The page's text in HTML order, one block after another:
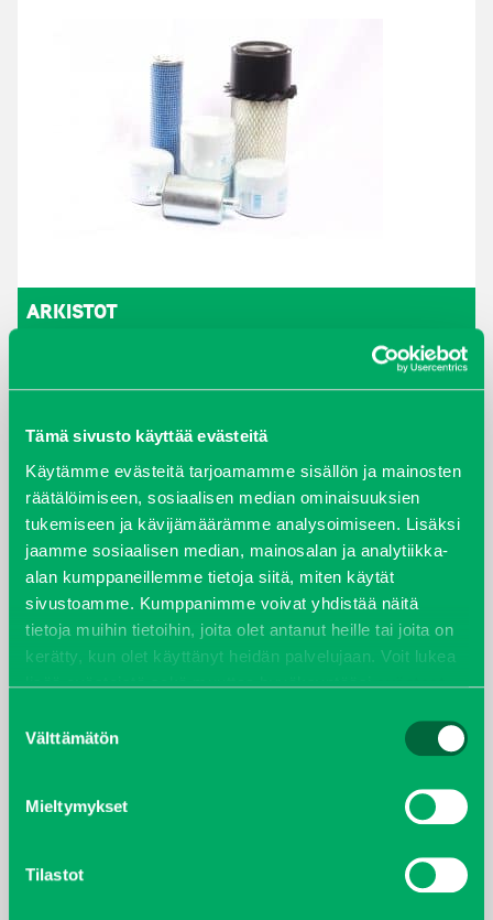
Tämä sivusto käyttää evästeitä
Käytämme evästeitä tarjoamamme sisällön ja mainosten
räätälöimiseen, sosiaalisen median ominaisuuksien
tukemiseen ja kävijämäärämme analysoimiseen. Lisäksi
jaamme sosiaalisen median, mainosalan ja analytiikka-
alan kumppaneillemme tietoja siitä, miten käytät
sivustoamme. Kumppanimme voivat yhdistää näitä
tietoja muihin tietoihin, joita olet antanut heille tai joita on
kerätty, kun olet käyttänyt heidän palvelujaan. Voit lukea
lisää evästeistä sekä muuttaa hyväksyntääsievästeet
valinta
Välttämätön
Mieltymykset
Tilastot
ARKISTOT
syyskuu 2023
joulukuu 2022
huhtikuu 2022
helmikuu 2022
joulukuu 2021
lokakuu 2021
kesäkuu 2021